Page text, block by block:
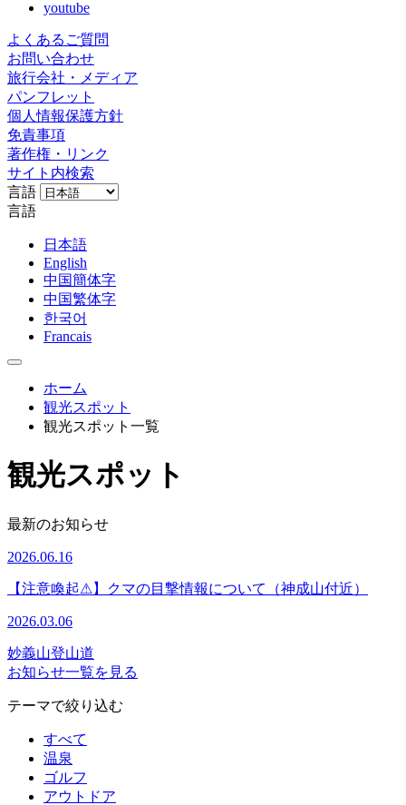
youtube
よくあるご質問
お問い合わせ
旅行会社・メディア
パンフレット
個人情報保護方針
免責事項
著作権・リンク
サイト内検索
言語
言語
日本語
English
中国簡体字
中国繁体字
한국어
Francais
ホーム
観光スポット
観光スポット一覧
観光スポット
最新のお知らせ
2026.06.16
【注意喚起⚠】クマの目撃情報について（神成山付近）
2026.03.06
妙義山登山道
お知らせ一覧を見る
テーマで絞り込む
すべて
温泉
ゴルフ
アウトドア